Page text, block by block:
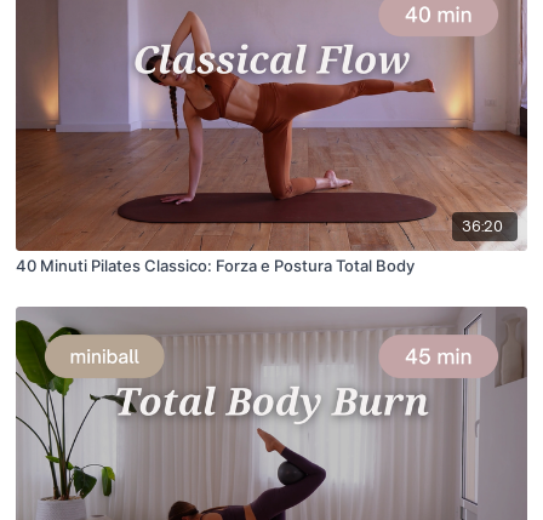
36:20
40 Minuti Pilates Classico: Forza e Postura Total Body